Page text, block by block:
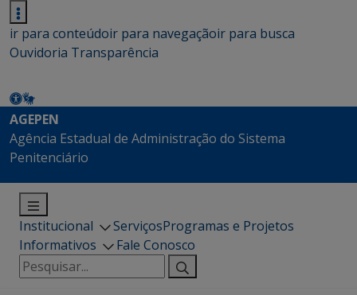
ir para conteúdoir para navegaçãoir para busca
Ouvidoria Transparência
AGEPEN
Agência Estadual de Administração do Sistema
Penitenciário
Institucional ServiçosProgramas e Projetos
Informativos
Fale Conosco
Pesquisar
por: